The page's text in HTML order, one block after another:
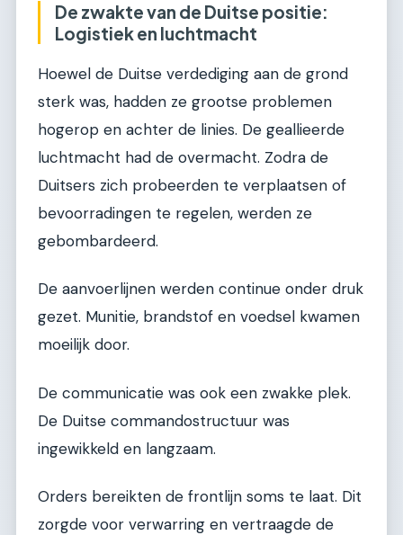
De zwakte van de Duitse positie:
Logistiek en luchtmacht
Hoewel de Duitse verdediging aan de grond
sterk was, hadden ze grootse problemen
hogerop en achter de linies. De geallieerde
luchtmacht had de overmacht. Zodra de
Duitsers zich probeerden te verplaatsen of
bevoorradingen te regelen, werden ze
gebombardeerd.
De aanvoerlijnen werden continue onder druk
gezet. Munitie, brandstof en voedsel kwamen
moeilijk door.
De communicatie was ook een zwakke plek.
De Duitse commandostructuur was
ingewikkeld en langzaam.
Orders bereikten de frontlijn soms te laat. Dit
zorgde voor verwarring en vertraagde de